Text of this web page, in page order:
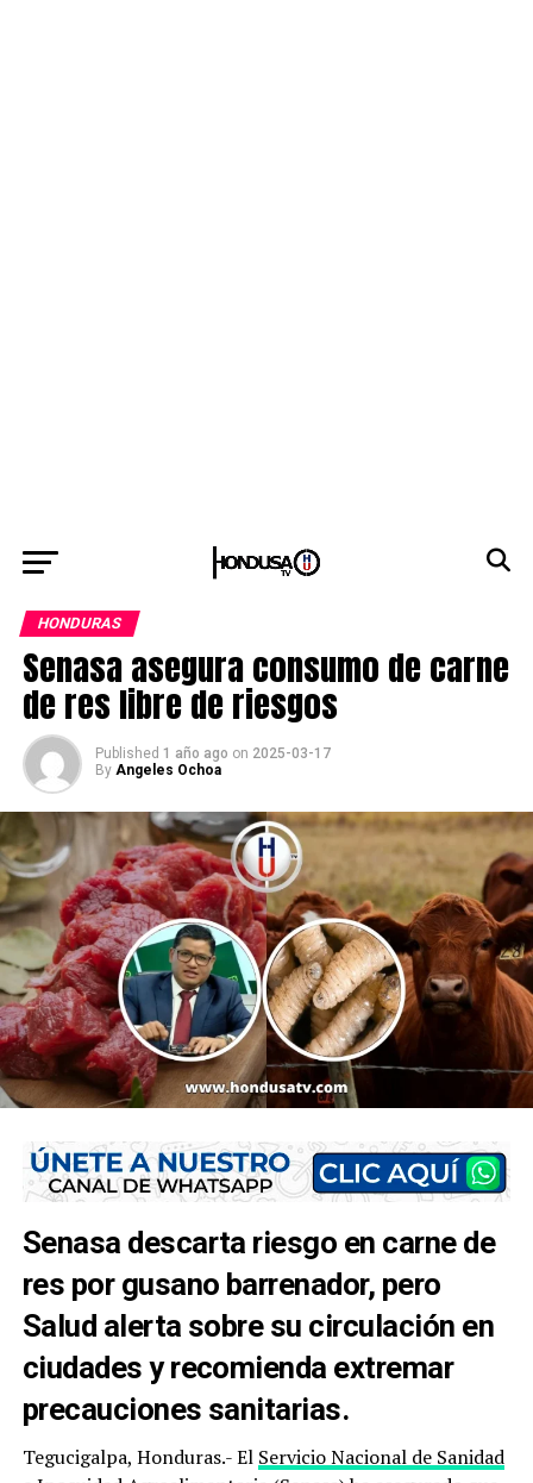
HONDURAS
Senasa asegura consumo de carne
de res libre de riesgos
Published 1 año ago on 2025-03-17
By Angeles Ochoa
Senasa descarta riesgo en carne de
res por gusano barrenador, pero
Salud alerta sobre su circulación en
ciudades y recomienda extremar
precauciones sanitarias.
Tegucigalpa, Honduras.- El Servicio Nacional de Sanidad